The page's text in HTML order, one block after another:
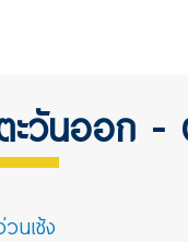
นเซ้ง
ะวันออก -